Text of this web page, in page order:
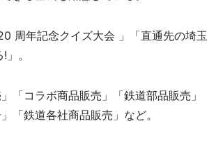
周年記念クイズ大会 」「直通先の埼玉
。
「コラボ商品販売」「鉄道部品販売」
「鉄道各社商品販売」など。